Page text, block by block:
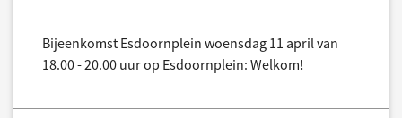
Bijeenkomst Esdoornplein woensdag 11 april van
18.00 - 20.00 uur op Esdoornplein: Welkom!